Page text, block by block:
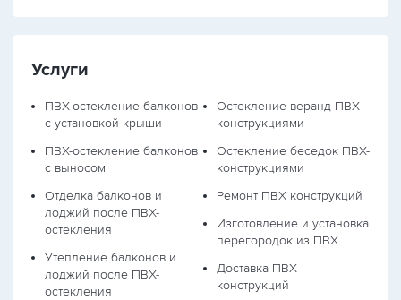
Услуги
ПВХ-остекление балконов
с установкой крыши
ПВХ-остекление балконов
с выносом
Отделка балконов и
лоджий после ПВХ-
остекления
Утепление балконов и
лоджий после ПВХ-
остекления
Остекление веранд ПВХ-
конструкциями
Остекление беседок ПВХ-
конструкциями
Ремонт ПВХ конструкций
Изготовление и установка
перегородок из ПВХ
Доставка ПВХ
конструкций